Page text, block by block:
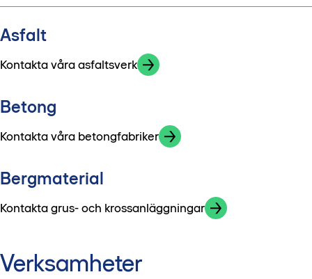
Asfalt
Kontakta våra asfaltsverk
Betong
Kontakta våra betongfabriker
Bergmaterial
Kontakta grus- och krossanläggningar
Verksamheter